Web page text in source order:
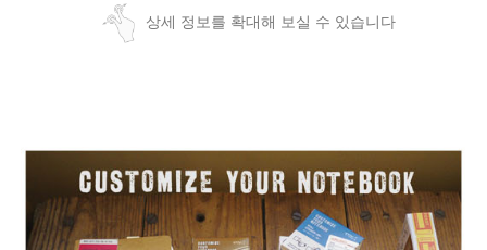
상세 정보를 확대해 보실 수 있습니다